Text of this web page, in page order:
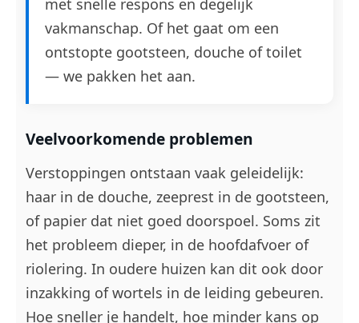
met snelle respons en degelijk
vakmanschap. Of het gaat om een
ontstopte gootsteen, douche of toilet
— we pakken het aan.
Veelvoorkomende problemen
Verstoppingen ontstaan vaak geleidelijk:
haar in de douche, zeeprest in de gootsteen,
of papier dat niet goed doorspoel. Soms zit
het probleem dieper, in de hoofdafvoer of
riolering. In oudere huizen kan dit ook door
inzakking of wortels in de leiding gebeuren.
Hoe sneller je handelt, hoe minder kans op